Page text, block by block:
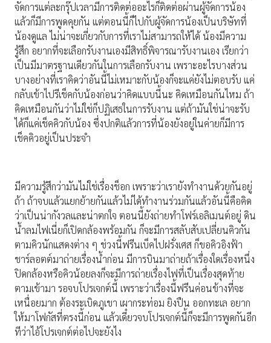
จัดการแต่ละกรุ๊ปเวลามีการติดต่ออะไรก็ติดต่อผ่านผู้จัดการน้อง
แล้วก็มีการพูดคุยกัน แต่ตอนนี้ก็ไปกับผู้จัดการน้องเป็นบริษัทที่
น้องดูแล ไม่น่าจะเกี่ยวกับการที่เราไม่สามารถให้ได้ น้องมีความ
รู้สึก อยากที่จะเลือกรับงานเองมีสิทธิ์พิจารณารับงานเอง เรียกว่า
เป็นมีมาตรฐานเดียวกันในการเลือกรับงาน เพราะอะไรบางส่วน
บางอย่างที่เราคิดว่าอันนี้ไม่เหมาะกับน้องก็จะแค่ยังไม่ตอบรับ แค่
กลับเข้าไปรีเช็คกับน้องก่อนว่าคิดแบบนี้นะ คิดเหมือนกันไหม ถ้า
คิดเหมือนกันว่าไม่ใช่ก็ปฏิเสธในการรับงาน แต่ถ้ามันใช่น่าจะรับ
ได้ก็แค่เช็คคิวกับน้อง ซึ่งปกติแล้วการที่น้องยังอยู่ในค่ายก็มีการ
เช็คคิวอยู่เป็นประจำ
มีความรู้สึกว่ามันไม่ใช่เรื่องช็อก เพราะว่าเรายังทำงานด้วยกันอยู่
ถ้า ถ้าจบแล้วแยกย้ายกันแล้วไม่ได้ทำงานร่วมกันแล้วอันนี้คือคิด
ว่าเป็นน่ากังวลและน่าตกใจ ตอนนี้ยังถ่ายทำโฟร์เอลิเมนต์อยู่ ดิน
น้ำลมไฟเนี่ยก็เปิดกล้องพร้อมกัน ก็จะมีการสลับสับเปลี่ยนคิวกัน
ตามคิวนักแสดงต่าง ๆ ช่วงนี้ฟรีนเบ็คไปฝรั่งเศส ก็ขอคิวอิงฟ้า
ชาร์ลอตต์มาถ่ายเรื่องน้ำก่อน มีการบินมาถ่ายถ้าเรื่องใดเรื่องหนึ่ง
ปิดกล้องหรือคิวน้อยลงก็จะมีการถ่ายเรื่องไฟที่เป็นเรื่องสุดท้าย
ตามเข้ามา รอจบโปรเจกต์นี้ เพราะว่าเรื่องนี้ฟรีนค่อนข้างที่จะ
เหนื่อยมาก ต้องระเบิดภูเขา เผากระท่อม ยิงปืน ออกทะเล อยาก
ให้มาโฟกัสที่ตรงนี้ก่อน แล้วเดี๋ยวจบโปรเจกต์นี้ก็จะมีการพูดกันอีก
ทีว่าไอ้โปรเจกต์ต่อไปจะยังไง